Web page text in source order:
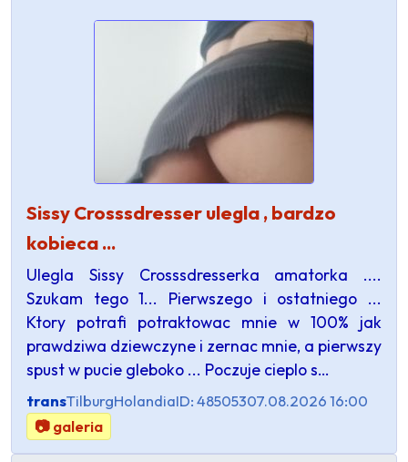
Sissy Crosssdresser ulegla , bardzo
kobieca ...
Ulegla Sissy Crosssdresserka amatorka ....
Szukam tego 1... Pierwszego i ostatniego ...
Ktory potrafi potraktowac mnie w 100% jak
prawdziwa dziewczyne i zernac mnie, a pierwszy
spust w pucie gleboko ... Poczuje cieplo s…
transTilburgHolandiaID: 48505307.08.2026 16:00
📷 galeria